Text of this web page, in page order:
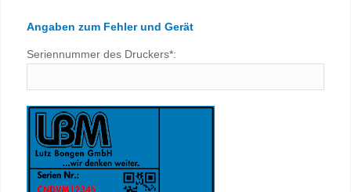
Angaben zum Fehler und Gerät
Seriennummer des Druckers*: